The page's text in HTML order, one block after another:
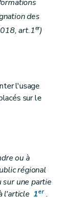
des
art.1er)
l'usage
sur le
ou à
régional
sur une partie
l'article 1er.